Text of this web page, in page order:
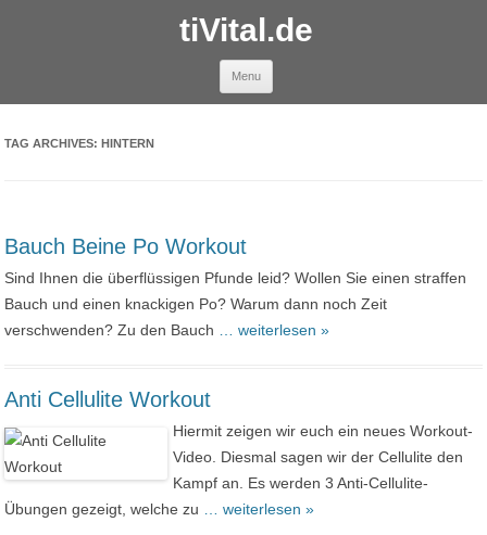
tiVital.de
Menu
TAG ARCHIVES:HINTERN
Bauch Beine Po Workout
Sind Ihnen die überflüssigen Pfunde leid? Wollen Sie einen straffen
Bauch und einen knackigen Po? Warum dann noch Zeit
verschwenden? Zu den Bauch
… weiterlesen »
Anti Cellulite Workout
Hiermit zeigen wir euch ein neues Workout-
Video. Diesmal sagen wir der Cellulite den
Kampf an. Es werden 3 Anti-Cellulite-
Übungen gezeigt, welche zu
… weiterlesen »